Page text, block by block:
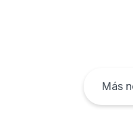
Más